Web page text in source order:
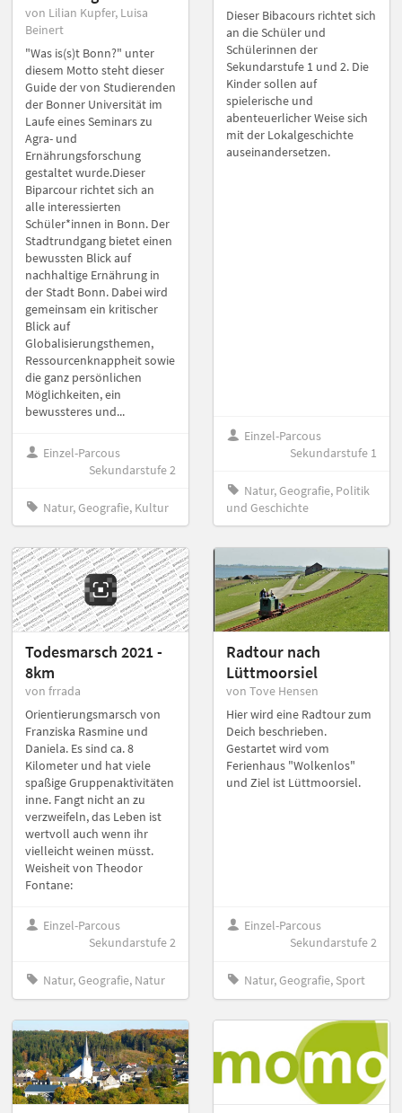
von Lilian Kupfer, Luisa
Beinert
"Was is(s)t Bonn?" unter
diesem Motto steht dieser
Guide der von Studierenden
der Bonner Universität im
Laufe eines Seminars zu
Agra- und
Ernährungsforschung
gestaltet wurde.Dieser
Biparcour richtet sich an
alle interessierten
Schüler*innen in Bonn. Der
Stadtrundgang bietet einen
bewussten Blick auf
nachhaltige Ernährung in
der Stadt Bonn. Dabei wird
gemeinsam ein kritischer
Blick auf
Globalisierungsthemen,
Ressourcenknappheit sowie
die ganz persönlichen
Möglichkeiten, ein
bewussteres und...
Einzel-Parcous
Sekundarstufe 2
Natur, Geografie, Kultur
Dieser Bibacours richtet sich
an die Schüler und
Schülerinnen der
Sekundarstufe 1 und 2. Die
Kinder sollen auf
spielerische und
abenteuerlicher Weise sich
mit der Lokalgeschichte
auseinandersetzen.
Einzel-Parcous
Sekundarstufe 1
Natur, Geografie, Politik
und Geschichte
Todesmarsch 2021 -
8km
von frrada
Orientierungsmarsch von
Franziska Rasmine und
Daniela. Es sind ca. 8
Kilometer und hat viele
spaßige Gruppenaktivitäten
inne. Fangt nicht an zu
verzweifeln, das Leben ist
wertvoll auch wenn ihr
vielleicht weinen müsst.
Weisheit von Theodor
Fontane:
Einzel-Parcous
Sekundarstufe 2
Natur, Geografie, Natur
Radtour nach
Lüttmoorsiel
von Tove Hensen
Hier wird eine Radtour zum
Deich beschrieben.
Gestartet wird vom
Ferienhaus "Wolkenlos"
und Ziel ist Lüttmoorsiel.
Einzel-Parcous
Sekundarstufe 2
Natur, Geografie, Sport